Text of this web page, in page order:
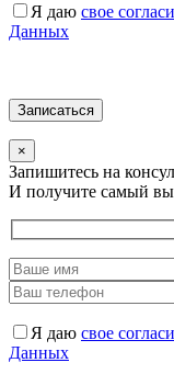
Я даю свое
Данных
×
Запишитесь на
И получите самый
Я даю свое
Данных